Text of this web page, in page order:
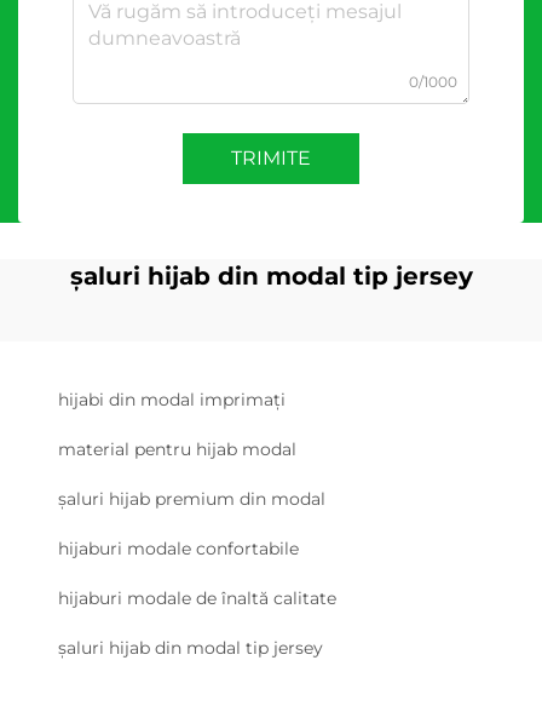
0/1000
TRIMITE
șaluri hijab din modal tip jersey
hijabi din modal imprimați
material pentru hijab modal
șaluri hijab premium din modal
hijaburi modale confortabile
hijaburi modale de înaltă calitate
șaluri hijab din modal tip jersey